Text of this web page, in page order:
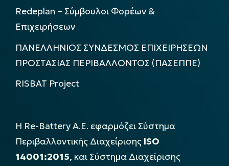
Redeplan – Σύμβουλοι Φορέων &
Επιχειρήσεων
ΠΑΝΕΛΛΗΝΙΟΣ ΣΥΝΔΕΣΜΟΣ ΕΠΙΧΕΙΡΗΣΕΩΝ
ΠΡΟΣΤΑΣΙΑΣ ΠΕΡΙΒΑΛΛΟΝΤΟΣ (ΠΑΣΕΠΠΕ)
RISBAT Project
Η Re-Battery Α.Ε. εφαρμόζει Σύστημα
Περιβαλλοντικής Διαχείρισης ISO
14001:2015, και Σύστημα Διαχείρισης